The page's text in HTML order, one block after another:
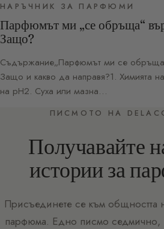
НАРЪЧНИК ЗА ПАРФЮМИ
Парфюмът ми „се обръща“
Защо?
Съдържание„Парфюмът ми се
Защо и какво да направя?1. Химията
на pH2. Суха или мазна…
ПИСМОТО НА
Получавайте
истории за
Присъединете се към общността
парфюма. Едно писмо седмично,